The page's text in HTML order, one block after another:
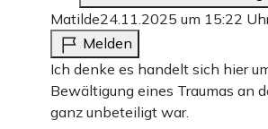
Matilde24.11.2025 um 15:22
Melden
Ich denke es handelt sich hier
Bewältigung eines Traumas an
ganz unbeteiligt war.